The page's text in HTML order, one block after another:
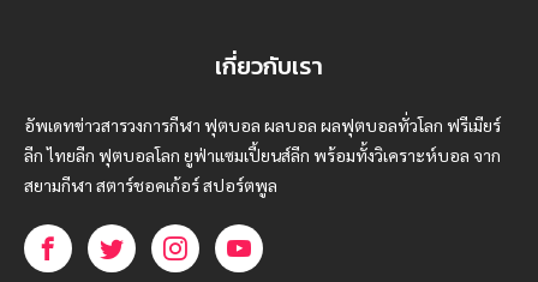
เกี่ยวกับเรา
อัพเดทข่าวสารวงการกีฬา ฟุตบอล ผลบอล ผลฟุตบอลทั่วโลก ฟรีเมียร์
ลีก ไทยลีก ฟุตบอลโลก ยูฟ่าแซมเปี้ยนส์ลีก พร้อมทั้งวิเคราะห์บอล จาก
สยามกีฬา สตาร์ชอคเก้อร์ สปอร์ตพูล